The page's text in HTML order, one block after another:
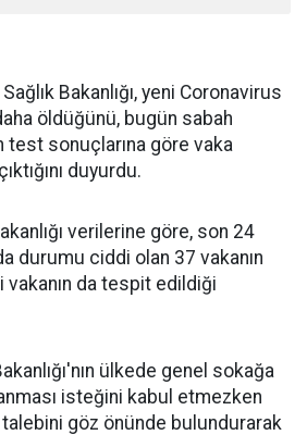
Bakanlığı, yeni Coronavirus
öldüğünü, bugün sabah
test sonuçlarına göre vaka
duyurdu.
verilerine göre, son 24
durumu ciddi olan 37 vakanın
vakanın da tespit edildiği
ülkede genel sokağa
isteğini kabul etmezken
talebini göz önünde bulundurarak